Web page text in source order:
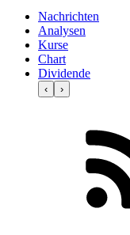
Nachrichten
Analysen
Kurse
Chart
Dividende
‹ ›